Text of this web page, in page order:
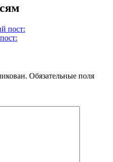
пост:
Обязательные поля